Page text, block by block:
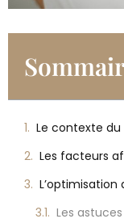
Le contexte
Les facteurs
Les